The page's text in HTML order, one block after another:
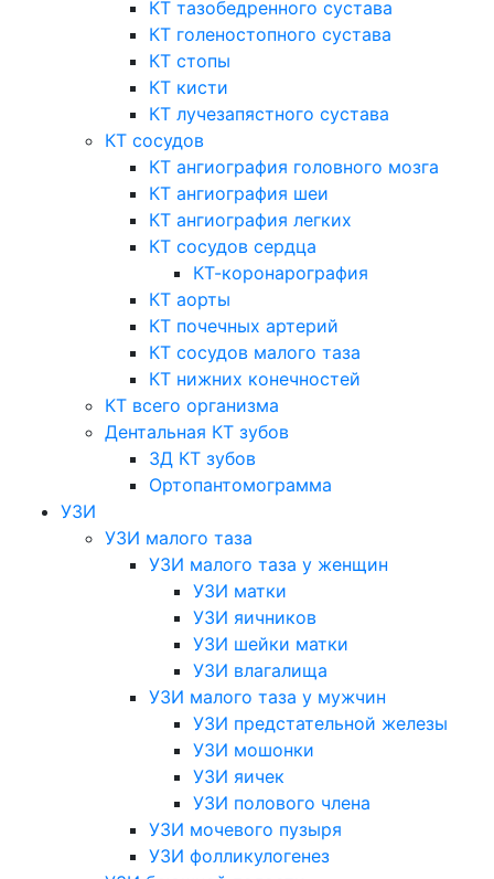
КТ тазобедренного сустава
КТ голеностопного сустава
КТ стопы
КТ кисти
КТ лучезапястного сустава
КТ сосудов
КТ ангиография головного мозга
КТ ангиография шеи
КТ ангиография легких
КТ сосудов сердца
КТ-коронарография
КТ аорты
КТ почечных артерий
КТ сосудов малого таза
КТ нижних конечностей
КТ всего организма
Дентальная КТ зубов
3Д КТ зубов
Ортопантомограмма
УЗИ
УЗИ малого таза
УЗИ малого таза у женщин
УЗИ матки
УЗИ яичников
УЗИ шейки матки
УЗИ влагалища
УЗИ малого таза у мужчин
УЗИ предстательной железы
УЗИ мошонки
УЗИ яичек
УЗИ полового члена
УЗИ мочевого пузыря
УЗИ фолликулогенез